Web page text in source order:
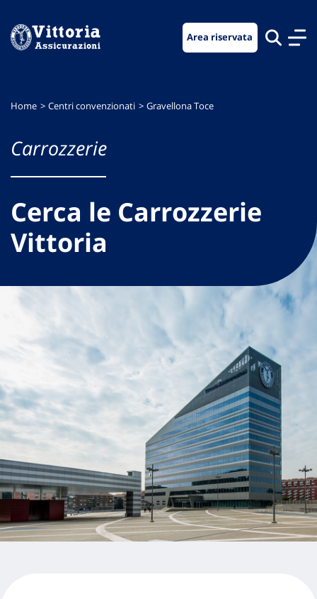
menu
contenuto
footer
Area riservata
Home Centri convenzionati Gravellona Toce
Carrozzerie
Cerca le Carrozzerie
Vittoria